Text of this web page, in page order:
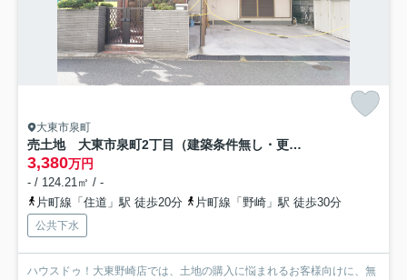
大東市泉町
売土地 大東市泉町2丁目（建築条件無し・更地渡し）
3,380万円
- / 124.21㎡ / -
片町線「住道」駅 徒歩20分
片町線「野崎」駅 徒歩30分
公共下水
ハウスドゥ！大東野崎店では、土地の購入に悩まれるお客様向けに、無